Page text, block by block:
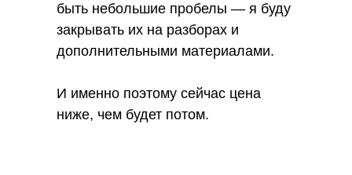
быть небольшие пробелы — я буду
закрывать их на разборах и
дополнительными материалами.
И именно поэтому сейчас цена
ниже, чем будет потом.